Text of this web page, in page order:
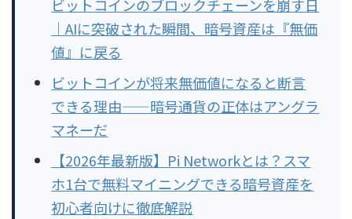
ビットコインのブロックチェーンを崩す日
｜AIに突破された瞬間、暗号資産は『無価
値』に戻る
ビットコインが将来無価値になると断言
できる理由——暗号通貨の正体はアングラ
マネーだ
【2026年最新版】Pi Networkとは？スマ
ホ1台で無料マイニングできる暗号資産を
初心者向けに徹底解説